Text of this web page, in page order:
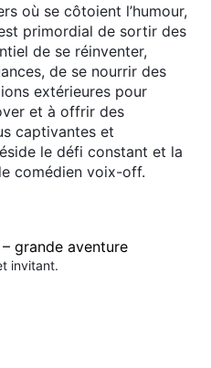
où se côtoient l’humour,
primordial de sortir des
de se réinventer,
de se nourrir des
extérieures pour
et à offrir des
captivantes et
le défi constant et la
comédien voix-off.
– grande aventure
invitant.
×